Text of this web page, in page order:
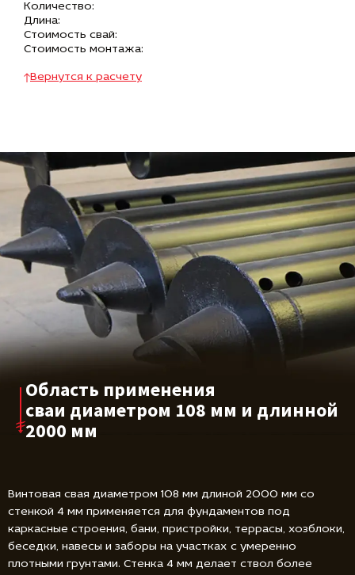
Количество:
Длина:
Стоимость свай:
Стоимость монтажа:
Вернутся к расчету
Область применения
сваи диаметром 108 мм и длинной
2000 мм
Винтовая свая диаметром 108 мм длиной 2000 мм со
стенкой 4 мм применяется для фундаментов под
каркасные строения, бани, пристройки, террасы, хозблоки,
беседки, навесы и заборы на участках с умеренно
плотными грунтами. Стенка 4 мм делает ствол более